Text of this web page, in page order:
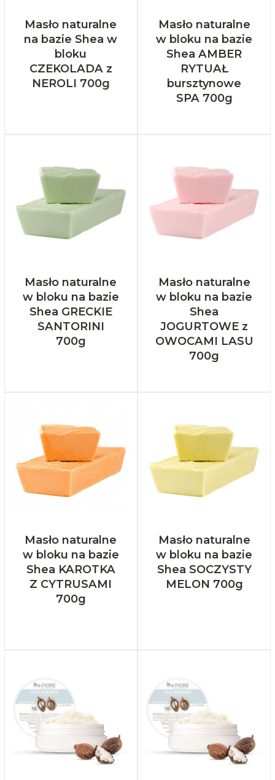
Masło naturalne
na bazie Shea w
bloku
CZEKOLADA z
NEROLI 700g
Masło naturalne
w bloku na bazie
Shea AMBER
RYTUAŁ
bursztynowe
SPA 700g
Masło naturalne
w bloku na bazie
Shea GRECKIE
SANTORINI
700g
Masło naturalne
w bloku na bazie
Shea
JOGURTOWE z
OWOCAMI LASU
700g
Masło naturalne
w bloku na bazie
Shea KAROTKA
Z CYTRUSAMI
700g
Masło naturalne
w bloku na bazie
Shea SOCZYSTY
MELON 700g